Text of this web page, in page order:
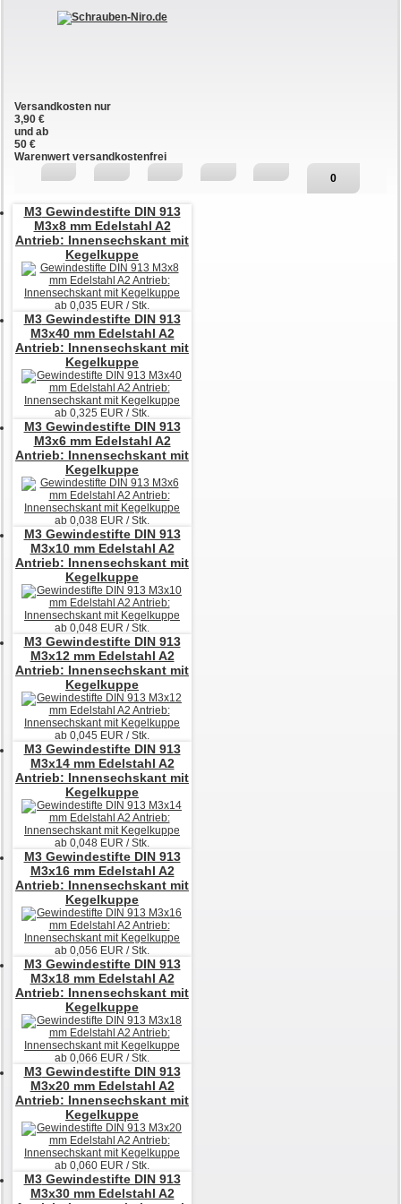
Versandkosten nur
3,90 €
und ab
50 €
Warenwert versandkostenfrei
0
M3Gewindestifte DIN 913
M3x8 mm Edelstahl A2
Antrieb: Innensechskant mit
Kegelkuppe
ab 0,035 EUR / Stk.
M3Gewindestifte DIN 913
M3x40 mm Edelstahl A2
Antrieb: Innensechskant mit
Kegelkuppe
ab 0,325 EUR / Stk.
M3Gewindestifte DIN 913
M3x6 mm Edelstahl A2
Antrieb: Innensechskant mit
Kegelkuppe
ab 0,038 EUR / Stk.
M3Gewindestifte DIN 913
M3x10 mm Edelstahl A2
Antrieb: Innensechskant mit
Kegelkuppe
ab 0,048 EUR / Stk.
M3Gewindestifte DIN 913
M3x12 mm Edelstahl A2
Antrieb: Innensechskant mit
Kegelkuppe
ab 0,045 EUR / Stk.
M3Gewindestifte DIN 913
M3x14 mm Edelstahl A2
Antrieb: Innensechskant mit
Kegelkuppe
ab 0,048 EUR / Stk.
M3Gewindestifte DIN 913
M3x16 mm Edelstahl A2
Antrieb: Innensechskant mit
Kegelkuppe
ab 0,056 EUR / Stk.
M3Gewindestifte DIN 913
M3x18 mm Edelstahl A2
Antrieb: Innensechskant mit
Kegelkuppe
ab 0,066 EUR / Stk.
M3Gewindestifte DIN 913
M3x20 mm Edelstahl A2
Antrieb: Innensechskant mit
Kegelkuppe
ab 0,060 EUR / Stk.
M3Gewindestifte DIN 913
M3x30 mm Edelstahl A2